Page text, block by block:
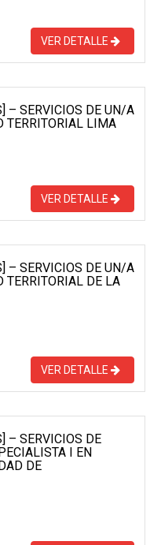
VER DETALLE
– SERVICIOS DE UN/A
TERRITORIAL LIMA
VER DETALLE
– SERVICIOS DE UN/A
DE LA
VER DETALLE
– SERVICIOS DE
I EN
DE